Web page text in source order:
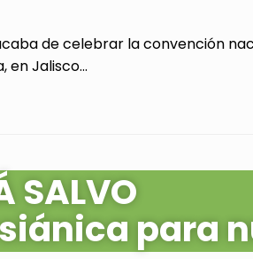
de celebrar la convención
en Jalisco...
SALVO
para